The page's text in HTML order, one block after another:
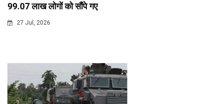
99.07 लाख लोगों को सौंपे गए
27 Jul, 2026